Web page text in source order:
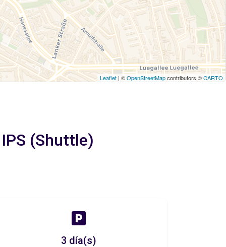
Leaflet | ©OpenStreetMapcontributors ©CARTO
(Shuttle)
3 día(s)